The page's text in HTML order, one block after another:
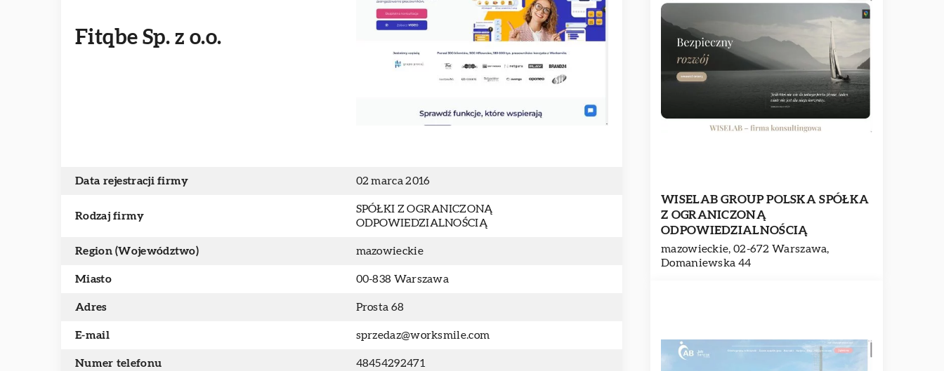
Fitqbe Sp. z o.o.
Data rejestracji firmy 02 marca 2016
Rodzaj firmy
SPÓŁKI Z OGRANICZONĄ
ODPOWIEDZIALNOŚCIĄ
Region (Województwo) mazowieckie
Miasto 00-838 Warszawa
Adres Prosta 68
E-mail sprzedaz@worksmile.com
Numer telefonu 48454292471
WISELAB GROUP POLSKA SPÓŁKA
Z OGRANICZONĄ
ODPOWIEDZIALNOŚCIĄ
mazowieckie, 02-672 Warszawa,
Domaniewska 44